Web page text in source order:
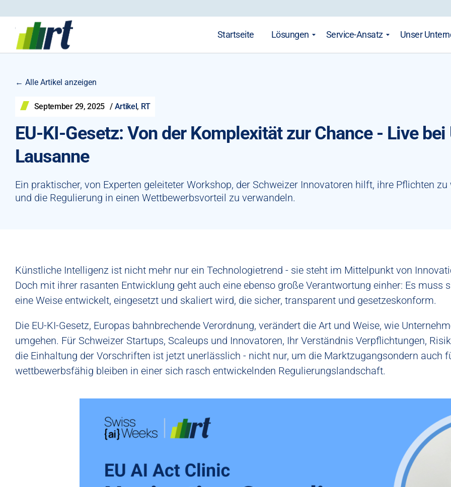
Startseite Lösungen Service-Ansatz Unser
← Alle Artikel anzeigen
September 29, 2025 / Artikel, RT
EU-KI-Gesetz: Von der Komplexität zur Chance - Live
Lausanne
Ein praktischer, von Experten geleiteter Workshop, der Schweizer Innovatoren hilft, ihre Pflichten
und die Regulierung in einen Wettbewerbsvorteil zu verwandeln.
Künstliche Intelligenz ist nicht mehr nur ein Technologietrend - sie steht im Mittelpunkt von
Doch mit ihrer rasanten Entwicklung geht auch eine ebenso große Verantwortung einher: Es muss
eine Weise entwickelt, eingesetzt und skaliert wird, die sicher, transparent und gesetzeskonform.
Die EU-KI-Gesetz, Europas bahnbrechende Verordnung, verändert die Art und Weise, wie
umgehen. Für Schweizer Startups, Scaleups und Innovatoren, Ihr Verständnis Verpflichtungen,
die Einhaltung der Vorschriften ist jetzt unerlässlich - nicht nur, um die Marktzugangsondern auch
wettbewerbsfähig bleiben in einer sich rasch entwickelnden Regulierungslandschaft.